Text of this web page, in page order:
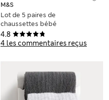
4.8
4 les commentaires reçus
M&S
Lot de 5 paires de
chaussettes bébé
en coton avec nœud
(jusqu'au 2 ans)